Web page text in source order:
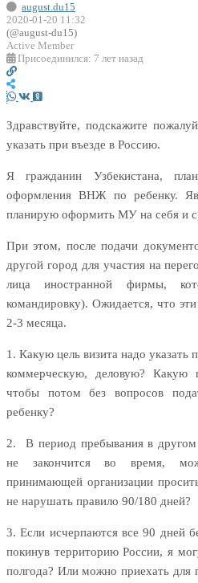
august.du15
2020-01-20 11:32
(@august-du15)
Active Member
Присоединился: 7 лет назад
Здравствуйте, подскажите
указать при въезде в Россию.
Я гражданин Узбекистана,
оформления ВНЖ по ребенку.
планирую оформить МУ на себя и
При этом, после подачи
другой город для участия на
лица иностранной фирмы,
командировку). Ожидается, что
2-3 месяца.
1. Какую цель визита надо указать
коммерческую, деловую? Какую
чтобы потом без вопросов
ребенку?
2. В период пребывания в другом
не закончится во время,
принимающей организации
не нарушать правило 90/180 дней?
3. Если исчерпаются все 90 дней
покинув территорию России, я
полгода? Или можно приехать